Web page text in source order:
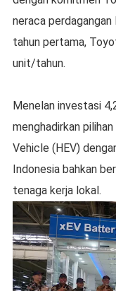
neraca perdagangan
tahun pertama,
unit/tahun.
Menelan investasi
menghadirkan
Vehicle (HEV)
Indonesia bahkan
tenaga kerja lokal.